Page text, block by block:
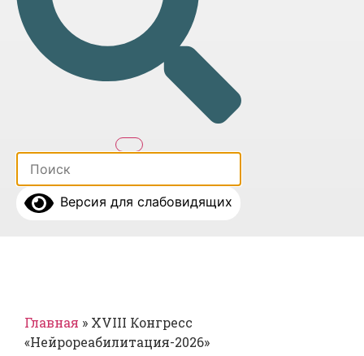
Версия для слабовидящих
Главная » XVIII Конгресс
«Нейрореабилитация-2026»